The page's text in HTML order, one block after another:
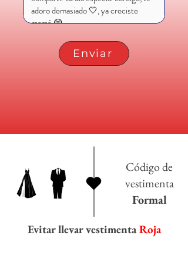
Enviar
Código de
vestimenta
Formal
Evitar llevar vestimentaRoja